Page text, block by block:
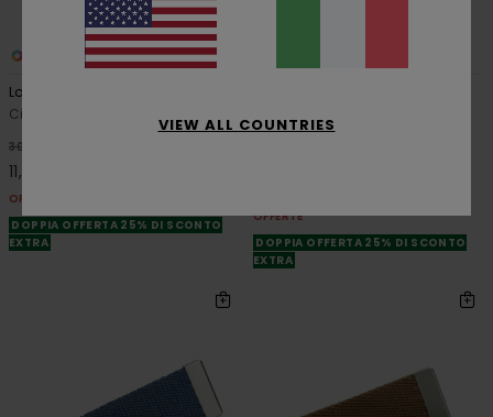
Lowcase Webbing
Cintura in rete Verde Unisex
30,00 €
11,25 €
OFFERTE
DOPPIA OFFERTA 25% DI SCONTO
EXTRA
resistente Blu Unisex
OFFERTE
DOPPIA OFFERTA 25% DI SCONTO
EXTRA
VIEW ALL COUNTRIES